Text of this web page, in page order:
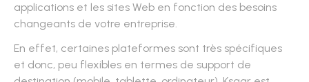
applications et les sites Web en fonction des besoins
changeants de votre entreprise.
En effet, certaines plateformes sont très spécifiques
et donc, peu flexibles en termes de support de